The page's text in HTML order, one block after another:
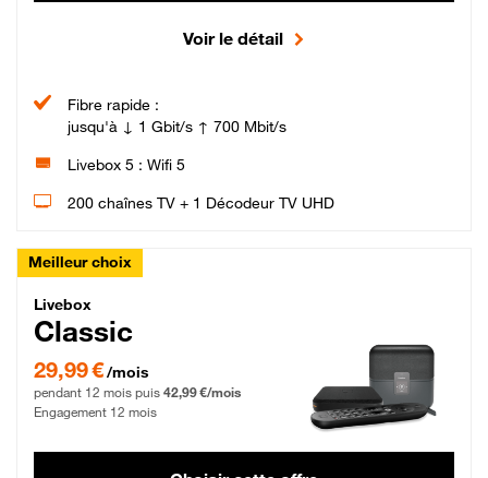
Voir le détail
Fibre rapide :
jusqu'à ↓ 1 Gbit/s ↑ 700 Mbit/s
Livebox 5 : Wifi 5
200 chaînes TV + 1 Décodeur TV UHD
Meilleur choix
Livebox Classic Fibre
Livebox
Classic
29,99 € par mois pendant 12 mois puis 42,99 € par mois, Engagement 12 mois
29,99 €/mois
pendant 12 mois puis 42,99 €/mois
Engagement 12 mois